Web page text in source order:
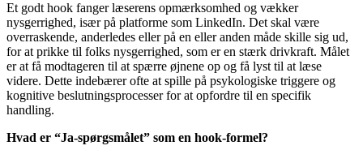
Et godt hook fanger læserens opmærksomhed og vækker
nysgerrighed, især på platforme som LinkedIn. Det skal være
overraskende, anderledes eller på en eller anden måde skille sig ud,
for at prikke til folks nysgerrighed, som er en stærk drivkraft. Målet
er at få modtageren til at spærre øjnene op og få lyst til at læse
videre. Dette indebærer ofte at spille på psykologiske triggere og
kognitive beslutningsprocesser for at opfordre til en specifik
handling.
Hvad er “Ja-spørgsmålet” som en hook-formel?